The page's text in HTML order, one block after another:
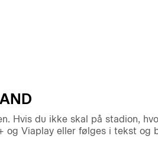
Hvis du ikke skal på stadion,
og Viaplay eller følges i tekst og